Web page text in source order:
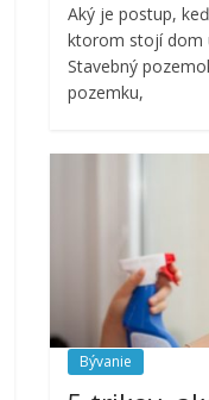
Aký je postup,
ktorom stojí dom
Stavebný
pozemku,
Bývanie